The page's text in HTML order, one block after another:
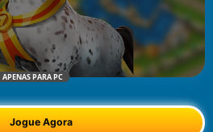
APENAS PARA PC
Jogue Agora